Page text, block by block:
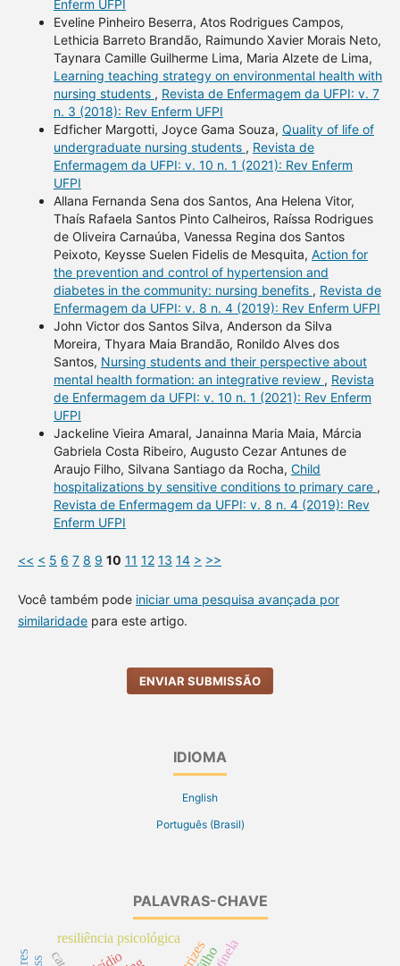
Enferm UFPI
Eveline Pinheiro Beserra, Atos Rodrigues Campos,
Lethicia Barreto Brandão, Raimundo Xavier Morais Neto,
Taynara Camille Guilherme Lima, Maria Alzete de Lima,
Learning teaching strategy on environmental health with
nursing students , Revista de Enfermagem da UFPI: v. 7
n. 3 (2018): Rev Enferm UFPI
Edficher Margotti, Joyce Gama Souza, Quality of life of
undergraduate nursing students , Revista de
Enfermagem da UFPI: v. 10 n. 1 (2021): Rev Enferm
UFPI
Allana Fernanda Sena dos Santos, Ana Helena Vitor,
Thaís Rafaela Santos Pinto Calheiros, Raíssa Rodrigues
de Oliveira Carnaúba, Vanessa Regina dos Santos
Peixoto, Keysse Suelen Fidelis de Mesquita, Action for
the prevention and control of hypertension and
diabetes in the community: nursing benefits , Revista de
Enfermagem da UFPI: v. 8 n. 4 (2019): Rev Enferm UFPI
John Victor dos Santos Silva, Anderson da Silva
Moreira, Thyara Maia Brandão, Ronildo Alves dos
Santos, Nursing students and their perspective about
mental health formation: an integrative review , Revista
de Enfermagem da UFPI: v. 10 n. 1 (2021): Rev Enferm
UFPI
Jackeline Vieira Amaral, Janainna Maria Maia, Márcia
Gabriela Costa Ribeiro, Augusto Cezar Antunes de
Araujo Filho, Silvana Santiago da Rocha, Child
hospitalizations by sensitive conditions to primary care ,
Revista de Enfermagem da UFPI: v. 8 n. 4 (2019): Rev
Enferm UFPI
<< < 5 6 7 8 9 10 11 12 13 14 > >>
Você também pode iniciar uma pesquisa avançada por
similaridadepara este artigo.
ENVIAR SUBMISSÃO
IDIOMA
English
Português (Brasil)
PALAVRAS-CHAVE
resiliência psicológica